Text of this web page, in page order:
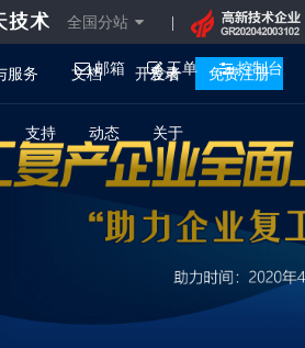
服务 文档 开发者
支持 动态 关于
登录 免费注册
全国分站
邮箱 工单 控制台